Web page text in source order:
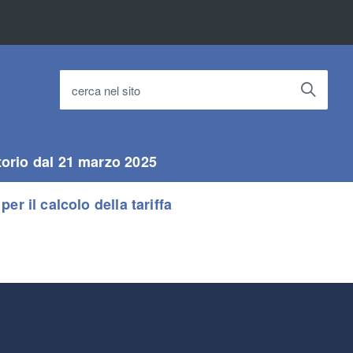
cerca nel sito
dal 21 marzo 2025
il calcolo della tariffa